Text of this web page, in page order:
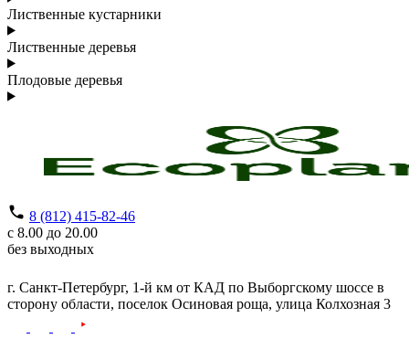
Лиственные кустарники
Лиственные деревья
Плодовые деревья
8 (812) 415-82-46
с 8.00 до 20.00
без выходных
г. Санкт-Петербург, 1-й км от КАД по Выборгскому шоссе в
сторону области, поселок Осиновая роща, улица Колхозная 3